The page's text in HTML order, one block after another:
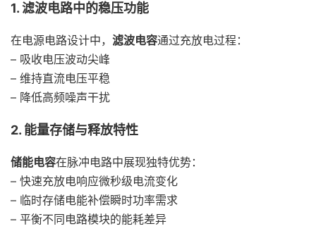
1. 滤波电路中的稳压功能
在电源电路设计中， 滤波电容通过充放电过程：
– 吸收电压波动尖峰
– 维持直流电压平稳
– 降低高频噪声干扰
2. 能量存储与释放特性
储能电容在脉冲电路中展现独特优势：
– 快速充放电响应微秒级电流变化
– 临时存储电能补偿瞬时功率需求
– 平衡不同电路模块的能耗差异